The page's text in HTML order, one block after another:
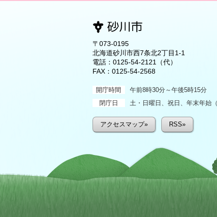
〒073-0195
北海道砂川市西7条北2丁目1-1
電話： 0125-54-2121
（代）
FAX：0125-54-2568
開庁時間
午前8時30分～午後5時15分
閉庁日
土・日曜日、祝日、年末年始
アクセスマップ» RSS»